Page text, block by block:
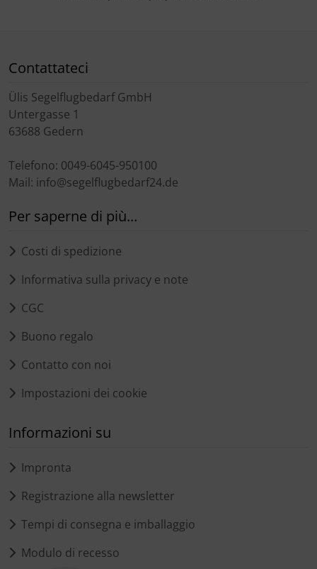
Contattateci
Ülis Segelflugbedarf GmbH
Untergasse 1
63688 Gedern
Telefono: 0049-6045-950100
Mail: info@segelflugbedarf24.de
Per saperne di più...
Costi di spedizione
Informativa sulla privacy e note
CGC
Buono regalo
Contatto con noi
Impostazioni dei cookie
Informazioni su
Impronta
Registrazione alla newsletter
Tempi di consegna e imballaggio
Modulo di recesso